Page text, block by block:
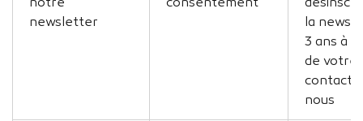
notre
newsletter
consentement
la
3 ans à
de votre
contact
nous